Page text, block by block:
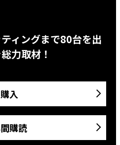
ィングまで80台を出
力取材！
購入
購読